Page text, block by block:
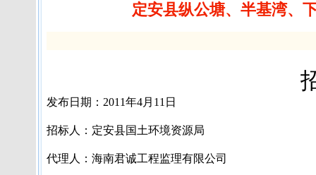
定安县纵公塘、半基湾、
发布日期： 2011年4月 11 日
招标人：定安县国土环境资源局
代理人：海南君诚工程监理有限公司